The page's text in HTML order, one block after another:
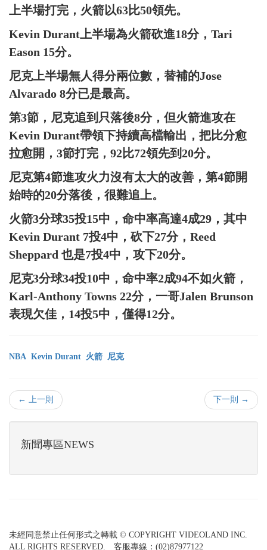
上半場打完，火箭以63比50領先。
Kevin Durant上半場為火箭砍進18分，Tari
Eason 15分。
尼克上半場無人得分兩位數，替補的Jose
Alvarado 8分已是最高。
第3節，尼克追到只落後8分，但火箭進攻在
Kevin Durant帶領下持續高檔輸出，把比分愈
拉愈開，3節打完，92比72領先到20分。
尼克第4節進攻火力沒有太大的改善，第4節開
始時的20分落後，很難追上。
火箭3分球35投15中，命中率高達4成29，其中
Kevin Durant 7投4中，砍下27分，Reed
Sheppard 也是7投4中，攻下20分。
尼克3分球34投10中，命中率2成94不如火箭，
Karl-Anthony Towns 22分，一哥Jalen Brunson
表現欠佳，14投5中，僅得12分。
NBA Kevin Durant 火箭 尼克
← 上一則 下一則 →
新聞專區NEWS
未經同意禁止任何形式之轉載 © COPYRIGHT VIDEOLAND INC.
ALL RIGHTS RESERVED. 客服專線：(02)87977122